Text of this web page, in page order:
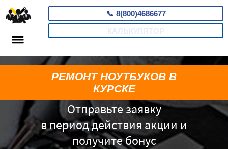
📞 8(800)4686677
КАЛЬКУЛЯТОР
Отправьте заявку
в период действия акции и
получите бонус
РЕМОНТ НОУТБУКОВ В
КУРСКЕ